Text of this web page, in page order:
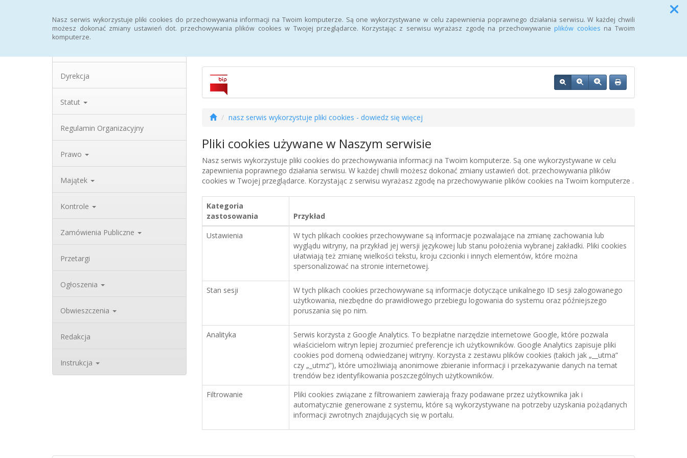
Nasz serwis wykorzystuje pliki cookies do przechowywania informacji na Twoim komputerze. Są one wykorzystywane w celu zapewnienia poprawnego działania serwisu. W każdej chwili
możesz dokonać zmiany ustawień dot. przechowywania plików cookies w Twojej przeglądarce. Korzystając z serwisu wyrażasz zgodę na przechowywanie plików cookies na Twoim
komputerze.
Dyrekcja
Statut
Regulamin Organizacyjny
Prawo
Majątek
Kontrole
Zamówienia Publiczne
Przetargi
Ogłoszenia
Obwieszczenia
Redakcja
Instrukcja
nasz serwis wykorzystuje pliki cookies - dowiedz się więcej
Pliki cookies używane w Naszym serwisie
Nasz serwis wykorzystuje pliki cookies do przechowywania informacji na Twoim komputerze. Są one wykorzystywane w celu
zapewnienia poprawnego działania serwisu. W każdej chwili możesz dokonać zmiany ustawień dot. przechowywania plików
cookies w Twojej przeglądarce. Korzystając z serwisu wyrażasz zgodę na przechowywanie plików cookies na Twoim komputerze .
Kategoria
zastosowania
Przykład
Ustawienia
W tych plikach cookies przechowywane są informacje pozwalające na zmianę zachowania lub
wyglądu witryny, na przykład jej wersji językowej lub stanu położenia wybranej zakładki. Pliki cookies
ułatwiają też zmianę wielkości tekstu, kroju czcionki i innych elementów, które można
spersonalizować na stronie internetowej.
Stan sesji
W tych plikach cookies przechowywane są informacje dotyczące unikalnego ID sesji zalogowanego
użytkowania, niezbędne do prawidłowego przebiegu logowania do systemu oraz późniejszego
poruszania się po nim.
Analityka
Serwis korzysta z Google Analytics. To bezpłatne narzędzie internetowe Google, które pozwala
właścicielom witryn lepiej zrozumieć preferencje ich użytkowników. Google Analytics zapisuje pliki
cookies pod domeną odwiedzanej witryny. Korzysta z zestawu plików cookies (takich jak „__utma”
czy „_utmz”), które umożliwiają anonimowe zbieranie informacji i przekazywanie danych na temat
trendów bez identyfikowania poszczególnych użytkowników.
Filtrowanie
Pliki cookies związane z filtrowaniem zawierają frazy podawane przez użytkownika jak i
automatycznie generowane z systemu, które są wykorzystywane na potrzeby uzyskania pożądanych
informacji zwrotnych znajdujących się w portalu.